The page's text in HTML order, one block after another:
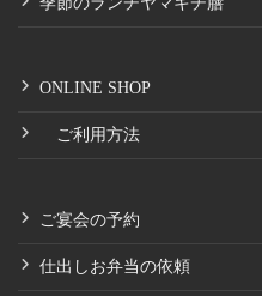
ONLINE SHOP
ご利用方法
ご宴会の予約
仕出しお弁当の依頼